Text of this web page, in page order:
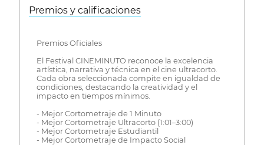
Premios y calificaciones
Premios Oficiales
El Festival CINEMINUTO reconoce la excelencia
artística, narrativa y técnica en el cine ultracorto.
Cada obra seleccionada compite en igualdad de
condiciones, destacando la creatividad y el
impacto en tiempos mínimos.
- Mejor Cortometraje de 1 Minuto
- Mejor Cortometraje Ultracorto (1:01–3:00)
- Mejor Cortometraje Estudiantil
- Mejor Cortometraje de Impacto Social